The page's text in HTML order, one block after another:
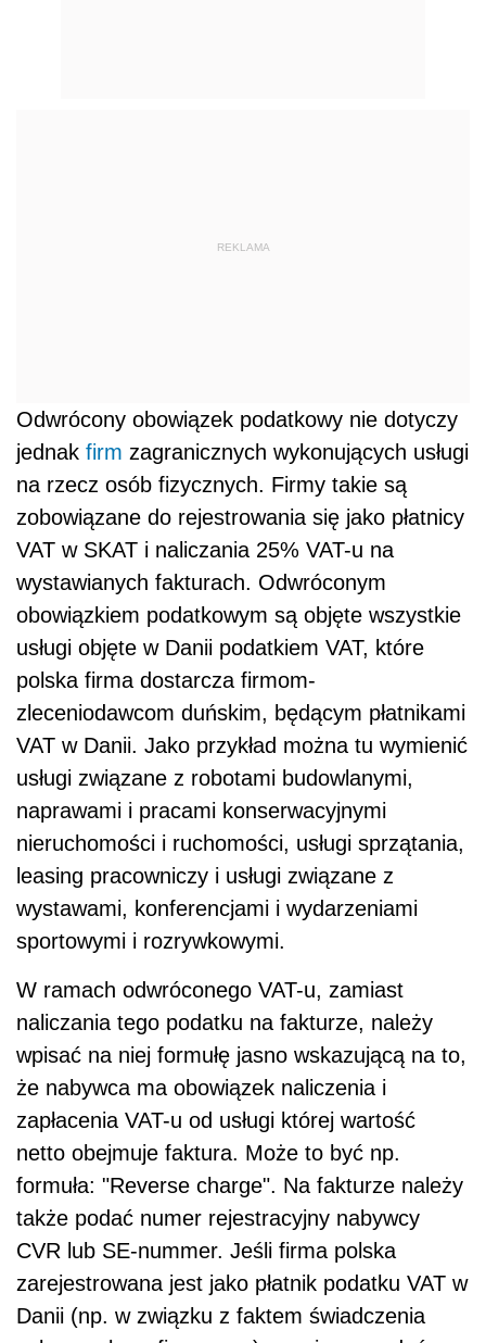
REKLAMA
Odwrócony obowiązek podatkowy nie dotyczy
jednak firm zagranicznych wykonujących usługi
na rzecz osób fizycznych. Firmy takie są
zobowiązane do rejestrowania się jako płatnicy
VAT w SKAT i naliczania 25% VAT-u na
wystawianych fakturach. Odwróconym
obowiązkiem podatkowym są objęte wszystkie
usługi objęte w Danii podatkiem VAT, które
polska firma dostarcza firmom-
zleceniodawcom duńskim, będącym płatnikami
VAT w Danii. Jako przykład można tu wymienić
usługi związane z robotami budowlanymi,
naprawami i pracami konserwacyjnymi
nieruchomości i ruchomości, usługi sprzątania,
leasing pracowniczy i usługi związane z
wystawami, konferencjami i wydarzeniami
sportowymi i rozrywkowymi.
W ramach odwróconego VAT-u, zamiast
naliczania tego podatku na fakturze, należy
wpisać na niej formułę jasno wskazującą na to,
że nabywca ma obowiązek naliczenia i
zapłacenia VAT-u od usługi której wartość
netto obejmuje faktura. Może to być np.
formuła: "Reverse charge". Na fakturze należy
także podać numer rejestracyjny nabywcy
CVR lub SE-nummer. Jeśli firma polska
zarejestrowana jest jako płatnik podatku VAT w
Danii (np. w związku z faktem świadczenia